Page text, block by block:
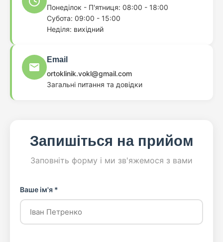
Понеділок - П'ятниця: 08:00 - 18:00
Субота: 09:00 - 15:00
Неділя: вихідний
Email
ortoklinik.vokl@gmail.com
Загальні питання та довідки
Запишіться на прийом
Заповніть форму і ми зв'яжемося з вами
Ваше ім'я *